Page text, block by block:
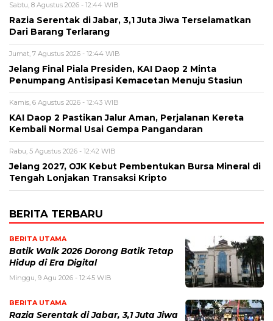
Sabtu, 8 Agustus 2026 - 12:44 WIB
Razia Serentak di Jabar, 3,1 Juta Jiwa Terselamatkan
Dari Barang Terlarang
Jumat, 7 Agustus 2026 - 12:44 WIB
Jelang Final Piala Presiden, KAI Daop 2 Minta
Penumpang Antisipasi Kemacetan Menuju Stasiun
Kamis, 6 Agustus 2026 - 12:43 WIB
KAI Daop 2 Pastikan Jalur Aman, Perjalanan Kereta
Kembali Normal Usai Gempa Pangandaran
Rabu, 5 Agustus 2026 - 12:42 WIB
Jelang 2027, OJK Kebut Pembentukan Bursa Mineral di
Tengah Lonjakan Transaksi Kripto
BERITA TERBARU
BERITA UTAMA
Batik Walk 2026 Dorong Batik Tetap
Hidup di Era Digital
Minggu, 9 Agu 2026 - 12:45 WIB
BERITA UTAMA
Razia Serentak di Jabar, 3,1 Juta Jiwa